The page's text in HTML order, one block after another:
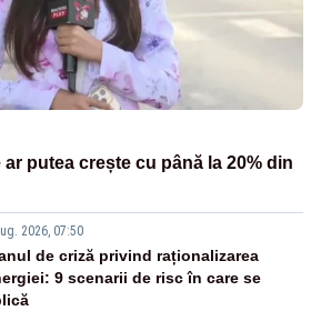
putea crește cu până la 20% din
2026, 07:50
de criză privind raționalizarea
9 scenarii de risc în care se